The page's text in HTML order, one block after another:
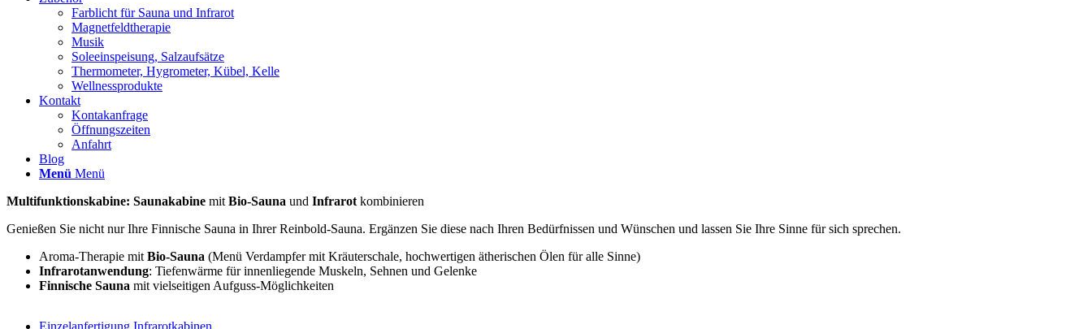
Farblicht für Sauna und Infrarot
Magnetfeldtherapie
Musik
Soleeinspeisung, Salzaufsätze
Thermometer, Hygrometer, Kübel, Kelle
Wellnessprodukte
Kontakt
Kontakanfrage
Öffnungszeiten
Anfahrt
Blog
Menü Menü
Multifunktionskabine: Saunakabine mit Bio-Sauna und Infrarot kombinieren
Genießen Sie nicht nur Ihre Finnische Sauna in Ihrer Reinbold-Sauna. Ergänzen Sie diese nach Ihren Bedürfnissen und Wünschen und lassen Sie Ihre Sinne für sich sprechen.
Aroma-Therapie mit Bio-Sauna (Menü Verdampfer mit Kräuterschale, hochwertigen ätherischen Ölen für alle Sinne)
Infrarotanwendung: Tiefenwärme für innenliegende Muskeln, Sehnen und Gelenke
Finnische Sauna mit vielseitigen Aufguss-Möglichkeiten
Einzelanfertigung Infrarotkabinen